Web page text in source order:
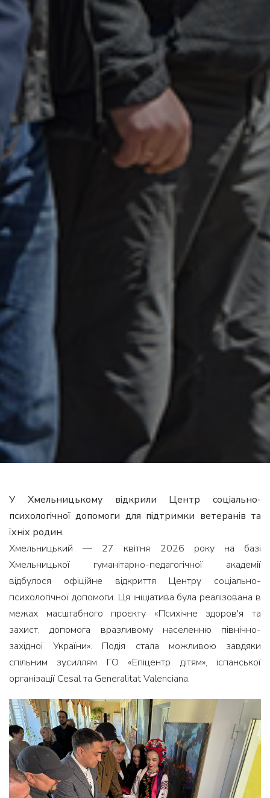
У Хмельницькому відкрили Центр соціально-
психологічної допомоги для підтримки ветеранів та
їхніх родин.
Хмельницький — 27 квітня 2026 року на базі
Хмельницької гуманітарно-педагогічної академії
відбулося офіційне відкриття Центру соціально-
психологічної допомоги. Ця ініціатива була реалізована в
межах масштабного проєкту «Психічне здоров'я та
захист, допомога вразливому населенню північно-
західної України». Подія стала можливою завдяки
спільним зусиллям ГО «Епіцентр дітям», іспанської
організації Cesal та Generalitat Valenciana.